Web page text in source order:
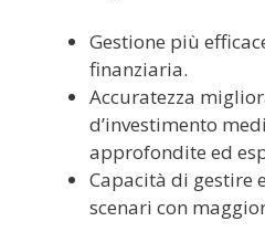
Gestione più
finanziaria.
Accuratezza
d’investimento
approfondite ed
Capacità di gestire
scenari con